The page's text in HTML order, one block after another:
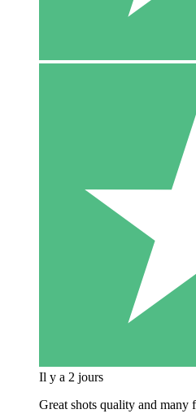
Il y a 2 jours
Great shots quality and many